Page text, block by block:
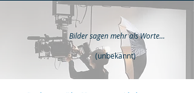
Bilder sagen mehr als Worte...
(unbekannt)